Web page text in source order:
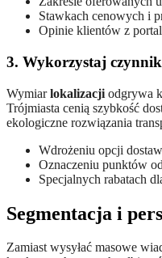
Stawkach cenowych i
Opinie klientów z
3. Wykorzystaj
Wymiarlokalizacji odgrywa
Trójmiasta cenią szybkość
ekologiczne rozwiązania
Wdrożeniu opcji
Oznaczeniu punktów
Specjalnych rabatach
Segmentacja i
Zamiast wysyłać masowe